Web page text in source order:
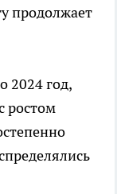
продолжает
2024 год,
ростом